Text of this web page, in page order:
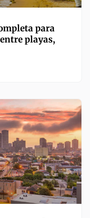
para
playas,